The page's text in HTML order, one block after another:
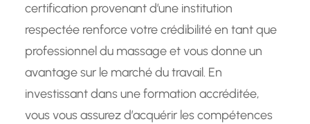
certification provenant d’une institution
respectée renforce votre crédibilité en tant que
professionnel du massage et vous donne un
avantage sur le marché du travail. En
investissant dans une formation accréditée,
vous vous assurez d’acquérir les compétences